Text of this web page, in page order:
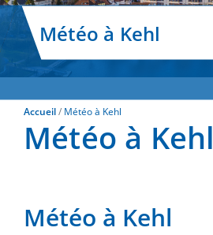
Météo à Kehl
Accueil Météo à Kehl
Météo à Kehl
Météo à Kehl